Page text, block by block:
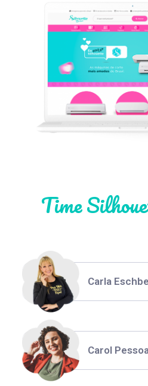
Time
Léia Pastori
Thiara Ney
Carla
Carol